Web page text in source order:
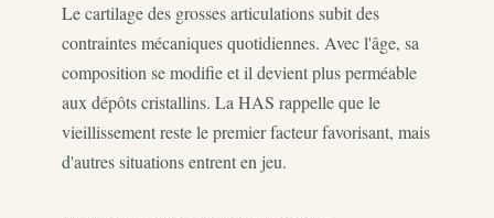
Le cartilage des grosses articulations subit des
contraintes mécaniques quotidiennes. Avec l'âge, sa
composition se modifie et il devient plus perméable
aux dépôts cristallins. La HAS rappelle que le
vieillissement reste le premier facteur favorisant, mais
d'autres situations entrent en jeu.